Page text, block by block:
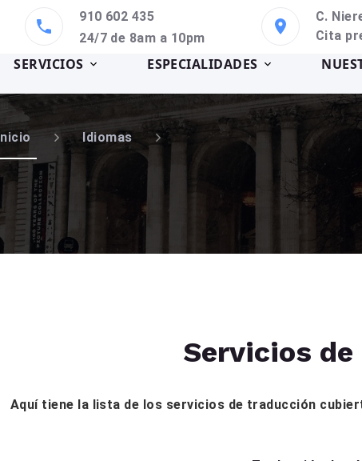
910 602 435
24/7 de 8am a 10pm
C.
Cita
SERVICIOS ESPECIALIDADES
Idiomas
Servicios
Aquí tiene la lista de los servicios de traducción